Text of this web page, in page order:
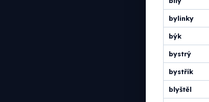
bylinky
býk
bystrý
bystřík
blyštěl